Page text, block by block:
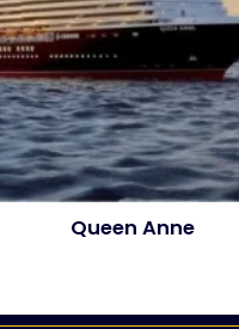
Queen Anne